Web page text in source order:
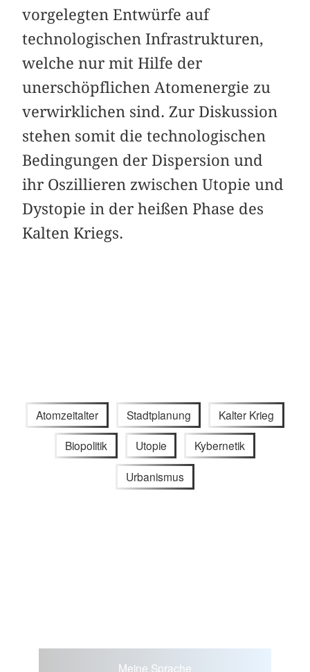
vorgelegten Entwürfe auf
technologischen Infrastrukturen,
welche nur mit Hilfe der
unerschöpflichen Atomenergie zu
verwirklichen sind. Zur Diskussion
stehen somit die technologischen
Bedingungen der Dispersion und
ihr Oszillieren zwischen Utopie und
Dystopie in der heißen Phase des
Kalten Kriegs.
Atomzeitalter Stadtplanung Kalter Krieg
Biopolitik Utopie Kybernetik
Urbanismus
Meine Sprache